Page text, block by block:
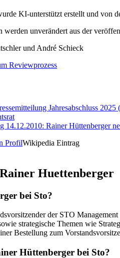
KI-unterstützt erstellt und von
werden unverändert aus der
und André Schieck
Reviewprozess
Jahresabschluss 2025
14.12.2010: Rainer Hüttenberger
ProfilWikipedia Eintrag
Rainer Huettenberger
bei Sto?
der STO
strategische Themen wie
Bestellung zum
Hüttenberger bei Sto?